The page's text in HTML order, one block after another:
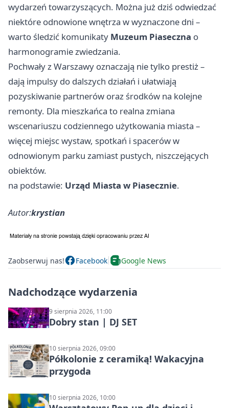
wydarzeń towarzyszących. Można już dziś odwiedzać
niektóre odnowione wnętrza w wyznaczone dni –
warto śledzić komunikaty Muzeum Piaseczna o
harmonogramie zwiedzania.
Pochwały zWarszawy oznaczają nie tylko prestiż –
dają impulsy do dalszych działań i ułatwiają
pozyskiwanie partnerów oraz środków na kolejne
remonty. Dla mieszkańca to realna zmiana
wscenariuszu codziennego użytkowania miasta –
więcej miejsc wystaw, spotkań i spacerów w
odnowionym parku zamiast pustych, niszczejących
obiektów.
na podstawie: Urząd Miasta w Piasecznie.
Autor:krystian
Zaobserwuj nas! Facebook Google News
Nadchodzące wydarzenia
9 sierpnia 2026, 11:00
Dobry stan | DJ SET
10 sierpnia 2026, 09:00
Półkolonie z ceramiką! Wakacyjna
przygoda
10 sierpnia 2026, 10:00